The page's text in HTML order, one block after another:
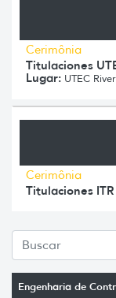
Engenharia de
Cerimônia
Titulaciones
Lugar: UTEC
Cerimônia
Titulaciones